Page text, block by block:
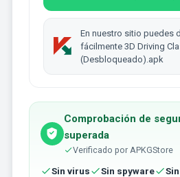
En nuestro sitio puedes
fácilmente 3D Driving
(Desbloqueado).apk
Comprobación de
superada
Verificado por APKGStore
Sin virus Sin spyware